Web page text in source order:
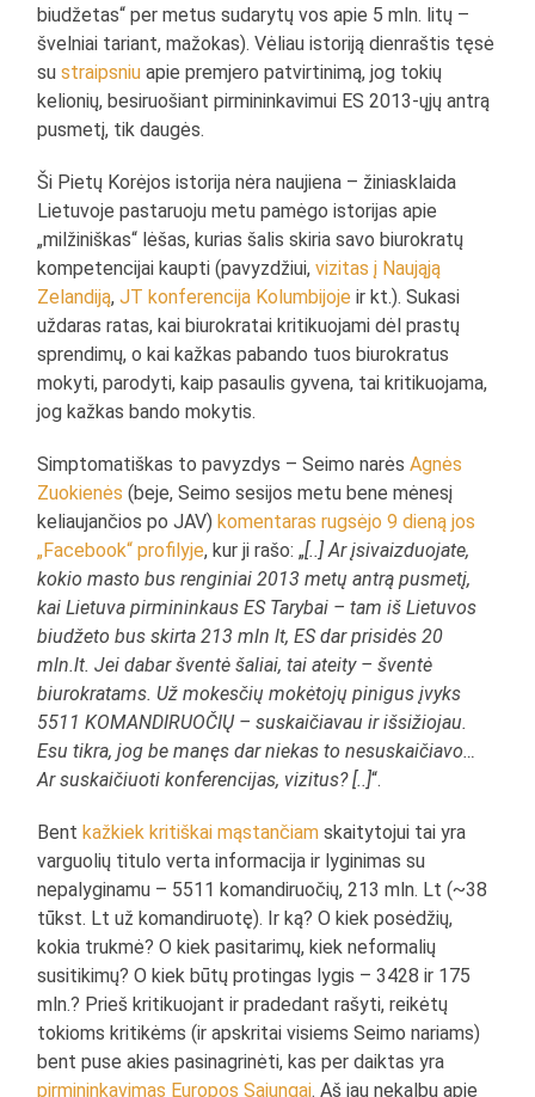
biudžetas“ per metus sudarytų vos apie 5 mln. litų –
švelniai tariant, mažokas). Vėliau istoriją dienraštis tęsė
sustraipsniu apie premjero patvirtinimą, jog tokių
kelionių, besiruošiant pirmininkavimui ES 2013-ųjų antrą
pusmetį, tik daugės.
Ši Pietų Korėjos istorija nėra naujiena – žiniasklaida
Lietuvoje pastaruoju metu pamėgo istorijas apie
„milžiniškas“ lėšas, kurias šalis skiria savo biurokratų
kompetencijai kaupti (pavyzdžiui,vizitas į Naująją
Zelandiją,JT konferencija Kolumbijoje ir kt.). Sukasi
uždaras ratas, kai biurokratai kritikuojami dėl prastų
sprendimų, o kai kažkas pabando tuos biurokratus
mokyti, parodyti, kaip pasaulis gyvena, tai kritikuojama,
jog kažkas bando mokytis.
Simptomatiškas to pavyzdys – Seimo narėsAgnės
Zuokienės (beje, Seimo sesijos metu bene mėnesį
keliaujančios po JAV) komentaras rugsėjo 9 dieną jos
„Facebook“ profilyje, kur ji rašo: „[..] Ar įsivaizduojate,
kokio masto bus renginiai 2013 metų antrą pusmetį,
kai Lietuva pirmininkaus ES Tarybai – tam iš Lietuvos
biudžeto bus skirta 213 mln lt, ES dar prisidės 20
mln.lt. Jei dabar šventė šaliai, tai ateity – šventė
biurokratams. Už mokesčių mokėtojų pinigus įvyks
5511 KOMANDIRUOČIŲ – suskaičiavau ir išsižiojau.
Esu tikra, jog be manęs dar niekas to nesuskaičiavo…
Ar suskaičiuoti konferencijas, vizitus? [..]“.
Bent kažkiek kritiškai mąstančiam skaitytojui tai yra
varguolių titulo verta informacija ir lyginimas su
nepalyginamu – 5511 komandiruočių, 213 mln. Lt (~38
tūkst. Lt už komandiruotę). Ir ką? O kiek posėdžių,
kokia trukmė? O kiek pasitarimų, kiek neformalių
susitikimų? O kiek būtų protingas lygis – 3428 ir 175
mln.? Prieš kritikuojant ir pradedant rašyti, reikėtų
tokioms kritikėms (ir apskritai visiems Seimo nariams)
bent puse akies pasinagrinėti, kas per daiktas yra
pirmininkavimas Europos Sąjungai. Aš jau nekalbu apie